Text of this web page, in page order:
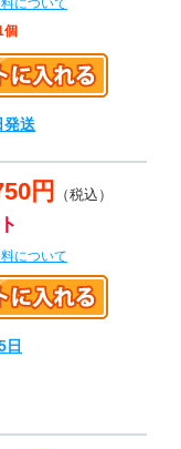
個
発送
円 （税込）
について
日